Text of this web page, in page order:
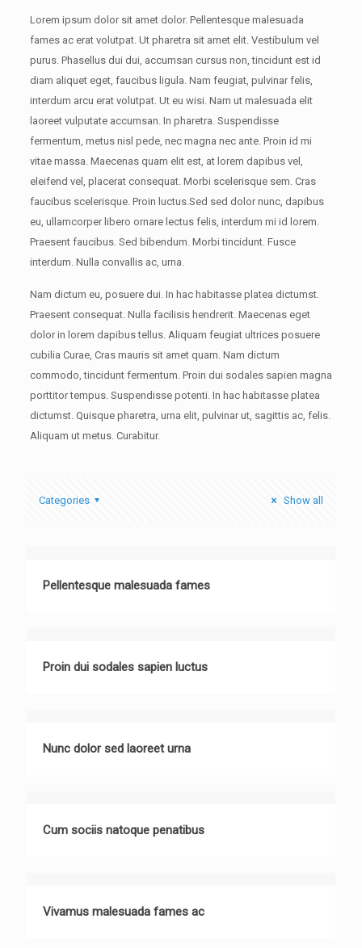
Lorem ipsum dolor sit amet dolor. Pellentesque malesuada
fames ac erat volutpat. Ut pharetra sit amet elit. Vestibulum vel
purus. Phasellus dui dui, accumsan cursus non, tincidunt est id
diam aliquet eget, faucibus ligula. Nam feugiat, pulvinar felis,
interdum arcu erat volutpat. Ut eu wisi. Nam ut malesuada elit
laoreet vulputate accumsan. In pharetra. Suspendisse
fermentum, metus nisl pede, nec magna nec ante. Proin id mi
vitae massa. Maecenas quam elit est, at lorem dapibus vel,
eleifend vel, placerat consequat. Morbi scelerisque sem. Cras
faucibus scelerisque. Proin luctus.Sed sed dolor nunc, dapibus
eu, ullamcorper libero ornare lectus felis, interdum mi id lorem.
Praesent faucibus. Sed bibendum. Morbi tincidunt. Fusce
interdum. Nulla convallis ac, urna.
Nam dictum eu, posuere dui. In hac habitasse platea dictumst.
Praesent consequat. Nulla facilisis hendrerit. Maecenas eget
dolor in lorem dapibus tellus. Aliquam feugiat ultrices posuere
cubilia Curae, Cras mauris sit amet quam. Nam dictum
commodo, tincidunt fermentum. Proin dui sodales sapien magna
porttitor tempus. Suspendisse potenti. In hac habitasse platea
dictumst. Quisque pharetra, urna elit, pulvinar ut, sagittis ac, felis.
Aliquam ut metus. Curabitur.
Categories Show all
Pellentesque malesuada fames
Proin dui sodales sapien luctus
Nunc dolor sed laoreet urna
Cum sociis natoque penatibus
Vivamus malesuada fames ac